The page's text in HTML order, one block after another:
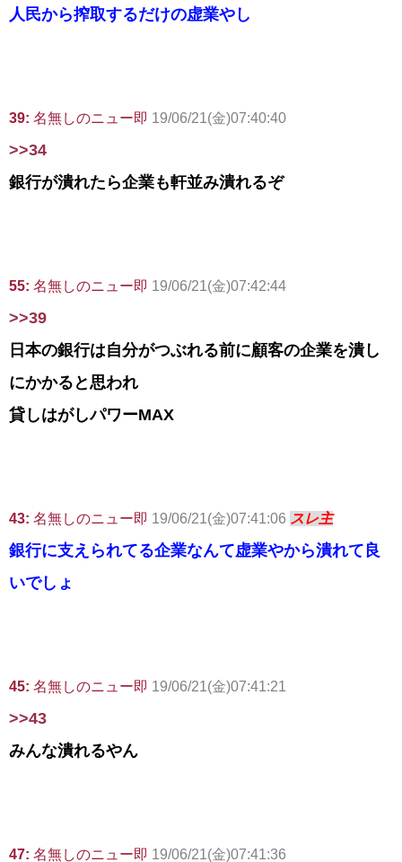
人民から搾取するだけの虚業やし
39: 名無しのニュー即 19/06/21(金)07:40:40
>>34
銀行が潰れたら企業も軒並み潰れるぞ
55: 名無しのニュー即 19/06/21(金)07:42:44
>>39
日本の銀行は自分がつぶれる前に顧客の企業を潰し
にかかると思われ
貸しはがしパワーMAX
43: 名無しのニュー即 19/06/21(金)07:41:06 スレ主
銀行に支えられてる企業なんて虚業やから潰れて良
いでしょ
45: 名無しのニュー即 19/06/21(金)07:41:21
>>43
みんな潰れるやん
47: 名無しのニュー即 19/06/21(金)07:41:36